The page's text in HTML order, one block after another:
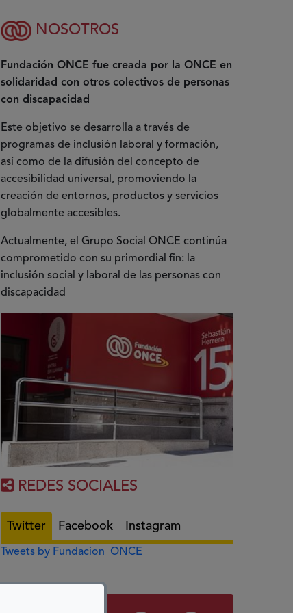
NOSOTROS
Fundación ONCE fue creada por la ONCE en
solidaridad con otros colectivos de personas
con discapacidad
Este objetivo se desarrolla a través de
programas de inclusión laboral y formación,
así como de la difusión del concepto de
accesibilidad universal, promoviendo la
creación de entornos, productos y servicios
globalmente accesibles.
Actualmente, el Grupo Social ONCE continúa
comprometido con su primordial fin: la
inclusión social y laboral de las personas con
discapacidad
REDES SOCIALES
Twitter Facebook Instagram
Tweets by Fundacion_ONCE